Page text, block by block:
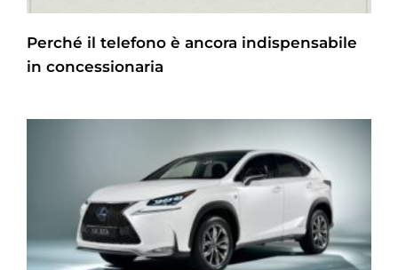
Perché il telefono è ancora indispensabile
in concessionaria